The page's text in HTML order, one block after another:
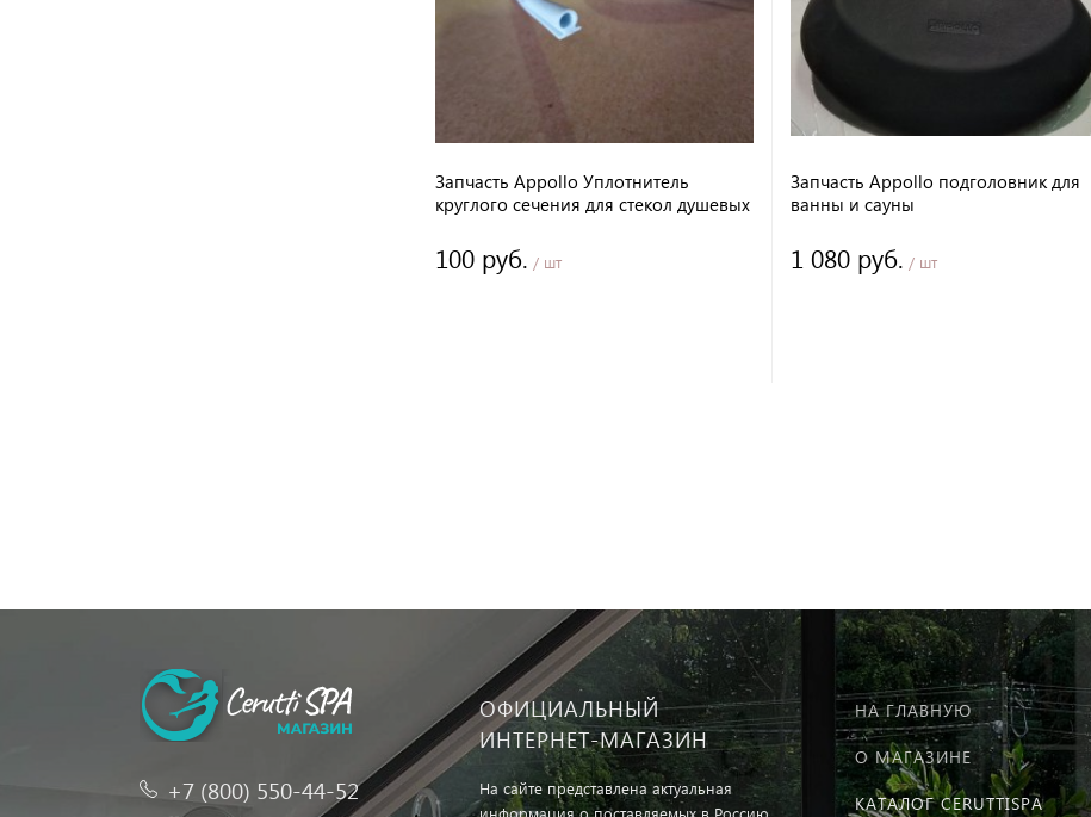
Запчасть Appollo Уплотнитель
круглого сечения для стекол душевых
100 руб. / шт
Запчасть Appollo подголовник для
ванны и сауны
1 080 руб. / шт
+7 (800) 550-44-52
ОФИЦИАЛЬНЫЙ
ИНТЕРНЕТ-МАГАЗИН
На сайте представлена актуальная
информация о поставляемых в Россию
НА ГЛАВНУЮ
О МАГАЗИНЕ
КАТАЛОГ CERUTTISPA